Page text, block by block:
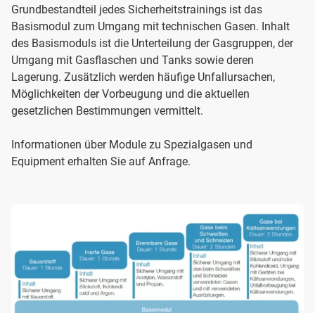
Grundbestandteil jedes Sicherheitstrainings ist das
Basismodul zum Umgang mit technischen Gasen. Inhalt
des Basismoduls ist die Unterteilung der Gasgruppen, der
Umgang mit Gasflaschen und Tanks sowie deren
Lagerung. Zusätzlich werden häufige Unfallursachen,
Möglichkeiten der Vorbeugung und die aktuellen
gesetzlichen Bestimmungen vermittelt.
Informationen über Module zu Spezialgasen und
Equipment erhalten Sie auf Anfrage.